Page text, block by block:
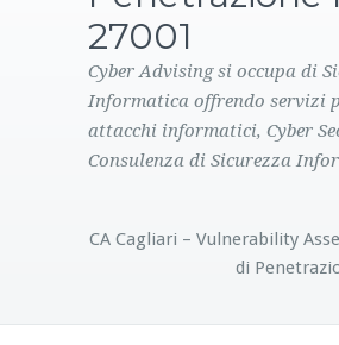
CONTATTI
27001
Cyber Advising si occupa di
Informatica offrendo servizi
attacchi informatici, Cyber
Consulenza di Sicurezza
CA Cagliari – Vulnerability
di